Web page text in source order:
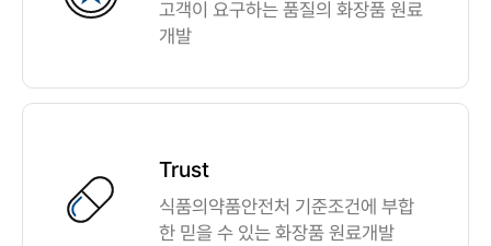
고객이 요구하는 품질의 화장품 원료
개발
Trust
식품의약품안전처 기준조건에 부합
한 믿을 수 있는 화장품 원료개발